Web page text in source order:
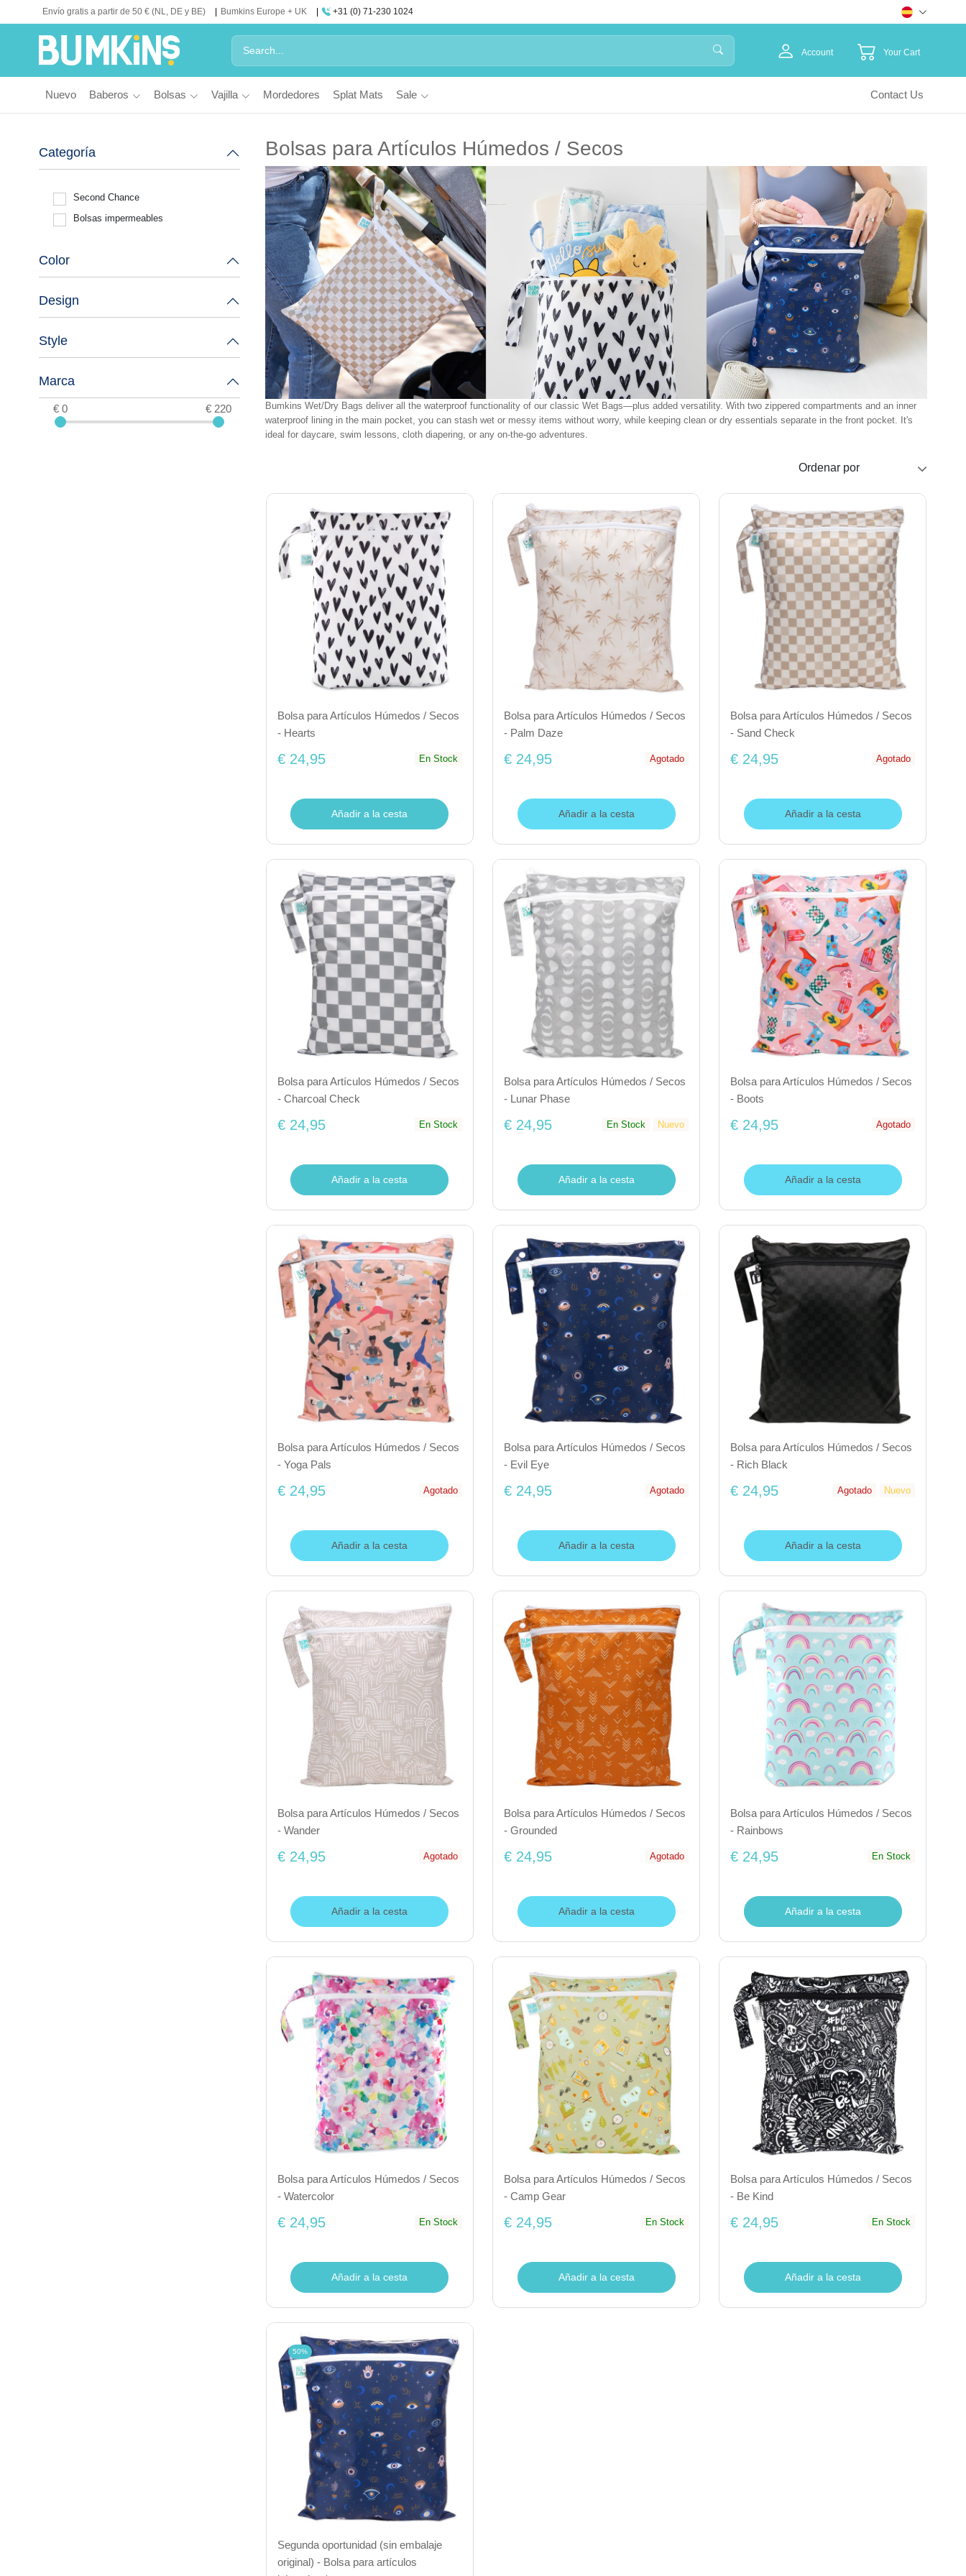
Envío gratis a partir de 50 € (NL, DE y BE) Bumkins Europe + UK +31 (0) 71-230 1024
Account Your Cart
Nuevo Baberos Bolsas Vajilla Mordedores Splat Mats Sale Contact Us
Categoría
Second Chance
Bolsas impermeables
Color
Design
Style
Marca
€ 0 € 220
Bolsas para Artículos Húmedos / Secos
Bumkins Wet/Dry Bags deliver all the waterproof functionality of our classic Wet Bags—plus added versatility. With two zippered compartments and an inner
waterproof lining in the main pocket, you can stash wet or messy items without worry, while keeping clean or dry essentials separate in the front pocket. It's
ideal for daycare, swim lessons, cloth diapering, or any on-the-go adventures.
Bolsa para Artículos Húmedos / Secos
- Hearts
€ 24,95 En Stock
Añadir a la cesta
Bolsa para Artículos Húmedos / Secos
- Palm Daze
€ 24,95 Agotado
Añadir a la cesta
Bolsa para Artículos Húmedos / Secos
- Sand Check
€ 24,95 Agotado
Añadir a la cesta
Bolsa para Artículos Húmedos / Secos
- Charcoal Check
€ 24,95 En Stock
Añadir a la cesta
Bolsa para Artículos Húmedos / Secos
- Lunar Phase
€ 24,95 En Stock Nuevo
Añadir a la cesta
Bolsa para Artículos Húmedos / Secos
- Boots
€ 24,95 Agotado
Añadir a la cesta
Bolsa para Artículos Húmedos / Secos
- Yoga Pals
€ 24,95 Agotado
Añadir a la cesta
Bolsa para Artículos Húmedos / Secos
- Evil Eye
€ 24,95 Agotado
Añadir a la cesta
Bolsa para Artículos Húmedos / Secos
- Rich Black
€ 24,95 Agotado Nuevo
Añadir a la cesta
Bolsa para Artículos Húmedos / Secos
- Wander
€ 24,95 Agotado
Añadir a la cesta
Bolsa para Artículos Húmedos / Secos
- Grounded
€ 24,95 Agotado
Añadir a la cesta
Bolsa para Artículos Húmedos / Secos
- Rainbows
€ 24,95 En Stock
Añadir a la cesta
Bolsa para Artículos Húmedos / Secos
- Watercolor
€ 24,95 En Stock
Añadir a la cesta
Bolsa para Artículos Húmedos / Secos
- Camp Gear
€ 24,95 En Stock
Añadir a la cesta
Bolsa para Artículos Húmedos / Secos
- Be Kind
€ 24,95 En Stock
Añadir a la cesta
50%
Segunda oportunidad (sin embalaje
original) - Bolsa para artículos